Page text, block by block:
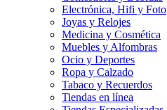
Electrónica, Hifi y Foto
Joyas y Relojes
Medicina y Cosmética
Muebles y Alfombras
Ocio y Deportes
Ropa y Calzado
Tabaco y Recuerdos
Tiendas en línea